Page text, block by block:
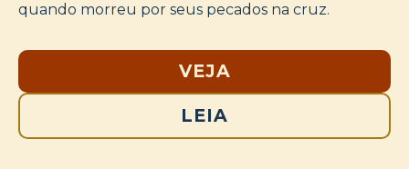
quando morreu por seus pecados na cruz.
VEJA
LEIA